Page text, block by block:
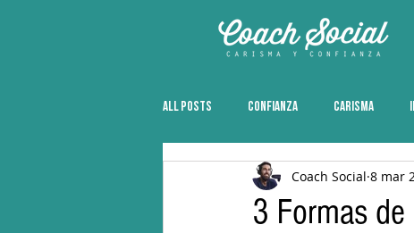
All Posts CONFIANZA CARISMA
3 Formas
Coach Social 8 mar